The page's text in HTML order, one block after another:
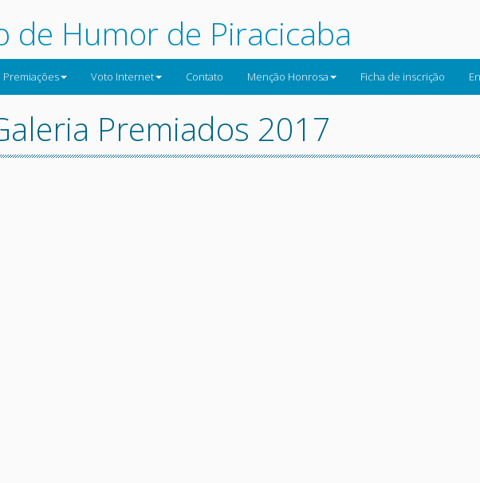
de Humor de Piracicaba
Premiações Voto Internet Contato Menção Honrosa Ficha de inscrição
Premiados 2017